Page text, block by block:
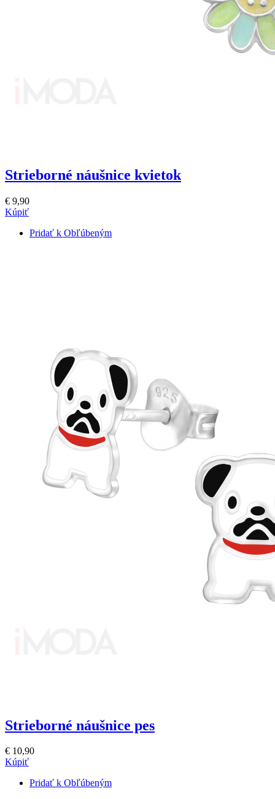
Strieborné náušnice kvietok
€ 9,90
Kúpiť
Pridať k Obľúbeným
Strieborné náušnice pes
€ 10,90
Kúpiť
Pridať k Obľúbeným